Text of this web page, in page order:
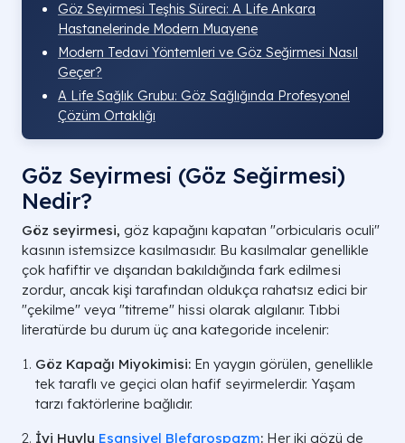
Göz Seyirmesi Teşhis Süreci: A Life Ankara
Hastanelerinde Modern Muayene
Modern Tedavi Yöntemleri ve Göz Seğirmesi Nasıl
Geçer?
A Life Sağlık Grubu: Göz Sağlığında Profesyonel
Çözüm Ortaklığı
Göz Seyirmesi (Göz Seğirmesi)
Nedir?
Göz seyirmesi, göz kapağını kapatan "orbicularis oculi"
kasının istemsizce kasılmasıdır. Bu kasılmalar genellikle
çok hafiftir ve dışarıdan bakıldığında fark edilmesi
zordur, ancak kişi tarafından oldukça rahatsız edici bir
"çekilme" veya "titreme" hissi olarak algılanır. Tıbbi
literatürde bu durum üç ana kategoride incelenir:
Göz Kapağı Miyokimisi: En yaygın görülen, genellikle
tek taraflı ve geçici olan hafif seyirmelerdir. Yaşam
tarzı faktörlerine bağlıdır.
İyi Huylu Esansiyel Blefarospazm: Her iki gözü de